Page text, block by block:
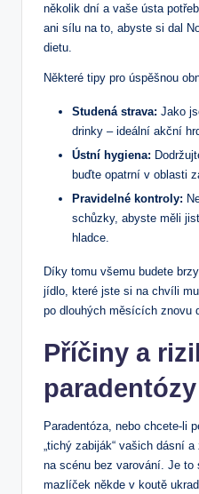
několik dní a vaše ústa
ani sílu na to, abyste si dal
dietu.
Některé tipy pro úspěšnou
Studená strava: Jako
drinky – ideální akční
Ústní hygiena:
buďte opatrní v oblasti
Pravidelné kontroly:
schůzky, abyste měli
hladce.
Díky tomu všemu budete
jídlo, které jste si na chvíli
po dlouhých měsících znovu
Příčiny a
paradentózy
Paradentóza, nebo chcete-li
„tichý zabiják“ vašich dásní
na scénu bez varování. Je
mazlíček někde v koutě